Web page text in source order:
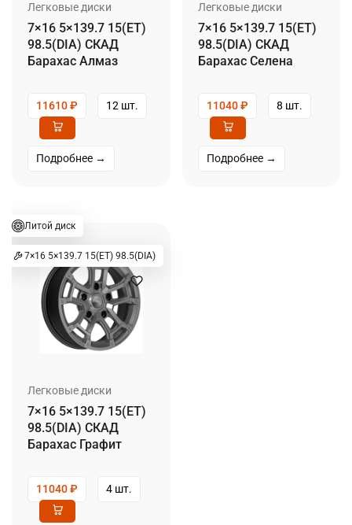
Легковые диски
7×16 5×139.7 15(ET)
98.5(DIA) СКАД
Барахас Алмаз
11610₽ 12 шт.
Подробнее →
Легковые диски
7×16 5×139.7 15(ET)
98.5(DIA) СКАД
Барахас Селена
11040₽ 8 шт.
Подробнее →
Литой диск
7×16 5×139.7 15(ET) 98.5(DIA)
Легковые диски
7×16 5×139.7 15(ET)
98.5(DIA) СКАД
Барахас Графит
11040₽ 4 шт.